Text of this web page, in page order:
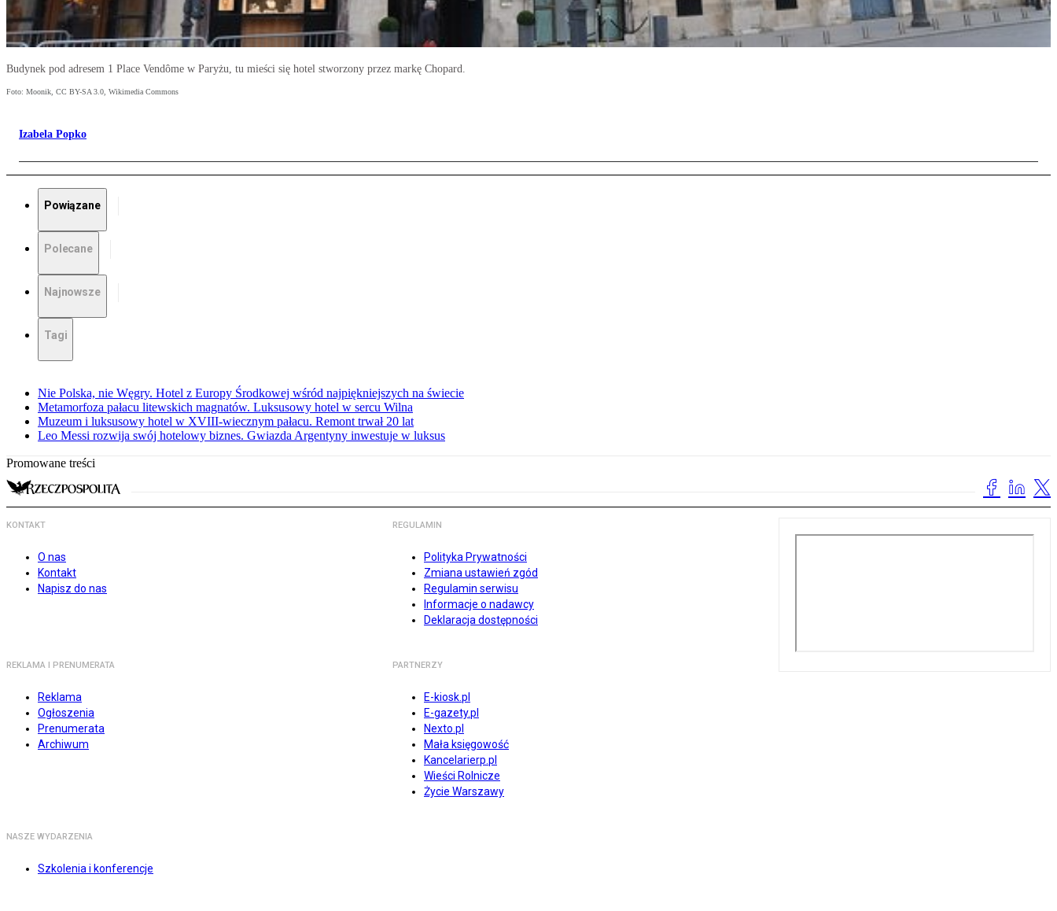
Budynek pod adresem 1 Place Vendôme w Paryżu, tu mieści się hotel stworzony przez markę Chopard.
Foto: Moonik, CC BY-SA 3.0, Wikimedia Commons
Izabela Popko
Powiązane
Polecane
Najnowsze
Tagi
Nie Polska, nie Węgry. Hotel z Europy Środkowej wśród najpiękniejszych na świecie
Metamorfoza pałacu litewskich magnatów. Luksusowy hotel w sercu Wilna
Muzeum i luksusowy hotel w XVIII-wiecznym pałacu. Remont trwał 20 lat
Leo Messi rozwija swój hotelowy biznes. Gwiazda Argentyny inwestuje w luksus
Promowane treści
KONTAKT
O nas
Kontakt
Napisz do nas
REGULAMIN
Polityka Prywatności
Zmiana ustawień zgód
Regulamin serwisu
Informacje o nadawcy
Deklaracja dostępności
REKLAMA I PRENUMERATA
Reklama
Ogłoszenia
Prenumerata
Archiwum
PARTNERZY
E-kiosk.pl
E-gazety.pl
Nexto.pl
Mała księgowość
Kancelarierp.pl
Wieści Rolnicze
Życie Warszawy
NASZE WYDARZENIA
Szkolenia i konferencje